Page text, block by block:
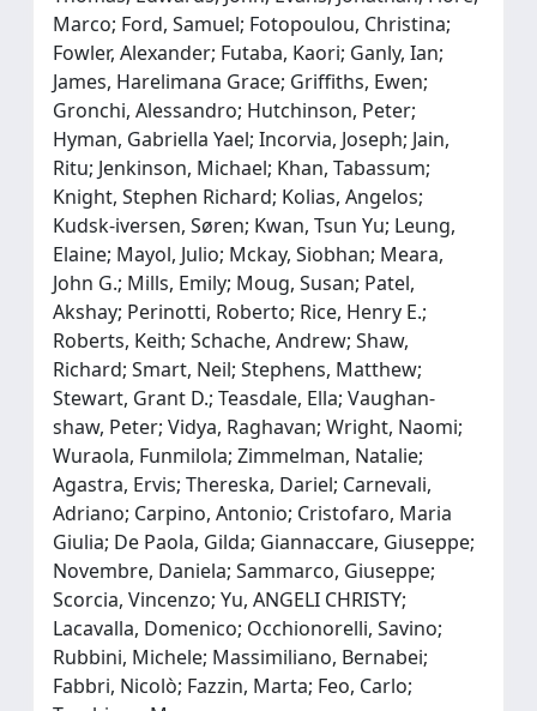
Marco; Ford, Samuel; Fotopoulou, Christina;
Fowler, Alexander; Futaba, Kaori; Ganly, Ian;
James, Harelimana Grace; Griffiths, Ewen;
Gronchi, Alessandro; Hutchinson, Peter;
Hyman, Gabriella Yael; Incorvia, Joseph; Jain,
Ritu; Jenkinson, Michael; Khan, Tabassum;
Knight, Stephen Richard; Kolias, Angelos;
Kudsk‐iversen, Søren; Kwan, Tsun Yu; Leung,
Elaine; Mayol, Julio; Mckay, Siobhan; Meara,
John G.; Mills, Emily; Moug, Susan; Patel,
Akshay; Perinotti, Roberto; Rice, Henry E.;
Roberts, Keith; Schache, Andrew; Shaw,
Richard; Smart, Neil; Stephens, Matthew;
Stewart, Grant D.; Teasdale, Ella; Vaughan‐
shaw, Peter; Vidya, Raghavan; Wright, Naomi;
Wuraola, Funmilola; Zimmelman, Natalie;
Agastra, Ervis; Thereska, Dariel; Carnevali,
Adriano; Carpino, Antonio; Cristofaro, Maria
Giulia; De Paola, Gilda; Giannaccare, Giuseppe;
Novembre, Daniela; Sammarco, Giuseppe;
Scorcia, Vincenzo; Yu, ANGELI CHRISTY;
Lacavalla, Domenico; Occhionorelli, Savino;
Rubbini, Michele; Massimiliano, Bernabei;
Fabbri, Nicolò; Fazzin, Marta; Feo, Carlo;